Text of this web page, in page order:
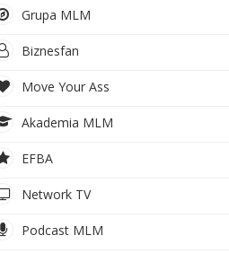
Grupa MLM
Biznesfan
Move Your Ass
Akademia MLM
EFBA
Network TV
Podcast MLM